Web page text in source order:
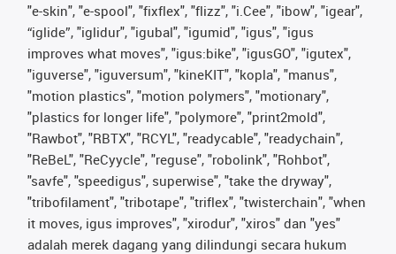
"e-skin", "e-spool", "fixflex", "flizz", "i.Cee", "ibow", "igear",
“iglide”, "iglidur", "igubal", "igumid", "igus", "igus
improves what moves", "igus:bike", "igusGO", "igutex",
"iguverse", "iguversum", "kineKIT", "kopla", "manus",
"motion plastics", "motion polymers", "motionary",
"plastics for longer life", "polymore", "print2mold",
"Rawbot", "RBTX", "RCYL", "readycable", "readychain",
"ReBeL", "ReCyycle", "reguse", "robolink", "Rohbot",
"savfe", "speedigus", superwise", "take the dryway",
"tribofilament", "tribotape", "triflex", "twisterchain", "when
it moves, igus improves", "xirodur", "xiros" dan "yes"
adalah merek dagang yang dilindungi secara hukum